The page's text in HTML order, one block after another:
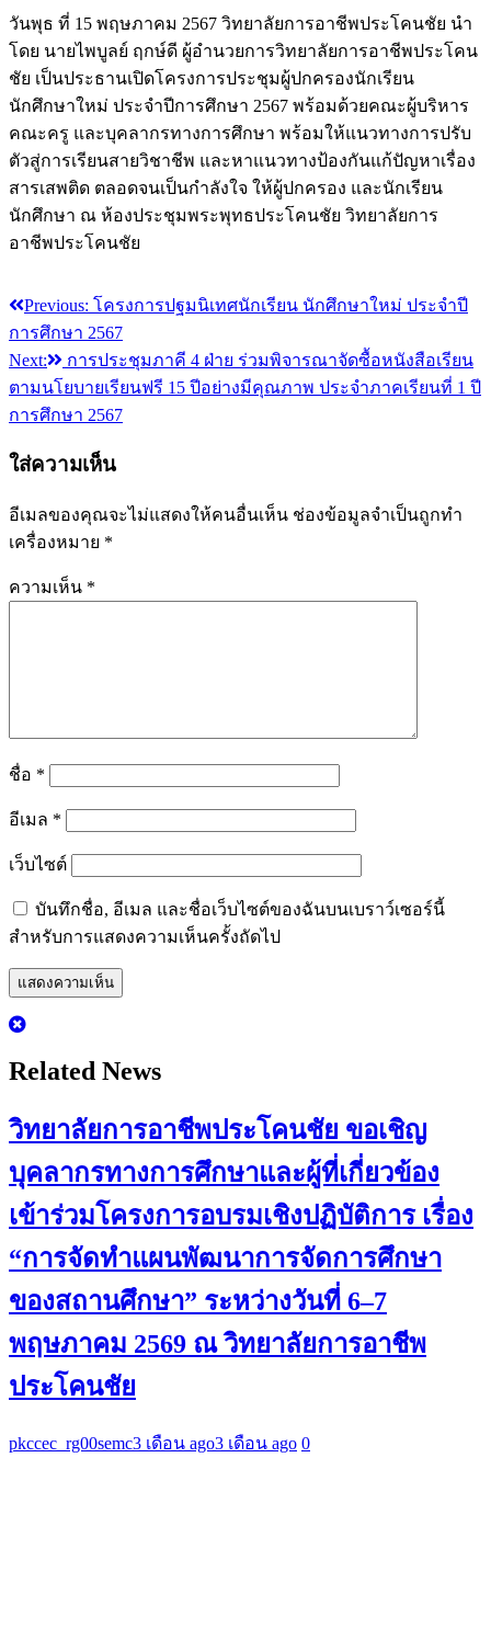
วันพุธ ที่ 15 พฤษภาคม 2567 วิทยาลัยการอาชีพประโคนชัย นำ
โดย นายไพบูลย์ ฤกษ์ดี ผู้อำนวยการวิทยาลัยการอาชีพประโคน
ชัย เป็นประธานเปิดโครงการประชุมผู้ปกครองนักเรียน
นักศึกษาใหม่ ประจำปีการศึกษา 2567 พร้อมด้วยคณะผู้บริหาร
คณะครู และบุคลากรทางการศึกษา พร้อมให้แนวทางการปรับ
ตัวสู่การเรียนสายวิชาชีพ และหาแนวทางป้องกันแก้ปัญหาเรื่อง
สารเสพติด ตลอดจนเป็นกำลังใจ ให้ผู้ปกครอง และนักเรียน
นักศึกษา ณ ห้องประชุมพระพุทธประโคนชัย วิทยาลัยการ
อาชีพประโคนชัย
แนะแนว
เรื่อง
Previous: โครงการปฐมนิเทศนักเรียน นักศึกษาใหม่ ประจำปี
การศึกษา 2567
Next:
การประชุมภาคี 4 ฝ่าย ร่วมพิจารณาจัดซื้อหนังสือเรียน
ตามนโยบายเรียนฟรี 15 ปีอย่างมีคุณภาพ ประจำภาคเรียนที่ 1 ปี
การศึกษา 2567
ใส่ความเห็น
อีเมลของคุณจะไม่แสดงให้คนอื่นเห็น ช่องข้อมูลจำเป็นถูกทำ
เครื่องหมาย *
ความเห็น *
ชื่อ *
อีเมล *
เว็บไซต์
บันทึกชื่อ, อีเมล และชื่อเว็บไซต์ของฉันบนเบราว์เซอร์นี้
สำหรับการแสดงความเห็นครั้งถัดไป
Related News
วิทยาลัยการอาชีพประโคนชัย ขอเชิญ
บุคลากรทางการศึกษาและผู้ที่เกี่ยวข้อง
เข้าร่วมโครงการอบรมเชิงปฏิบัติการ เรื่อง
“การจัดทำแผนพัฒนาการจัดการศึกษา
ของสถานศึกษา” ระหว่างวันที่ 6–7
พฤษภาคม 2569 ณ วิทยาลัยการอาชีพ
ประโคนชัย
pkccec_rg00semc3 เดือน ago3 เดือน ago 0